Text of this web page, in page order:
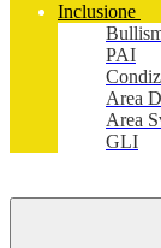
Inclusione
PAI
Area
Area
GLI